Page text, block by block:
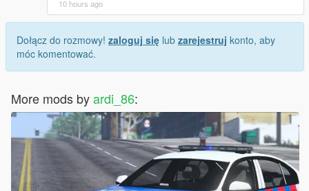
10 hours ago
Dołącz do rozmowy! zaloguj się lub zarejestruj konto, aby
móc komentować.
More mods byardi_86: